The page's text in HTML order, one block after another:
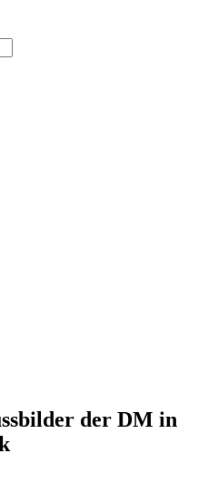
der DM in